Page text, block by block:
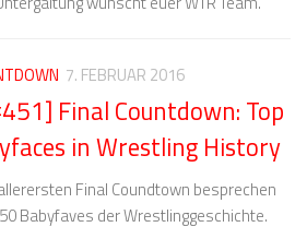
7. FEBRUAR 2016
Final Countdown: Top
in Wrestling History
Final Coundtown besprechen
Babyfaves der Wrestlinggeschichte.